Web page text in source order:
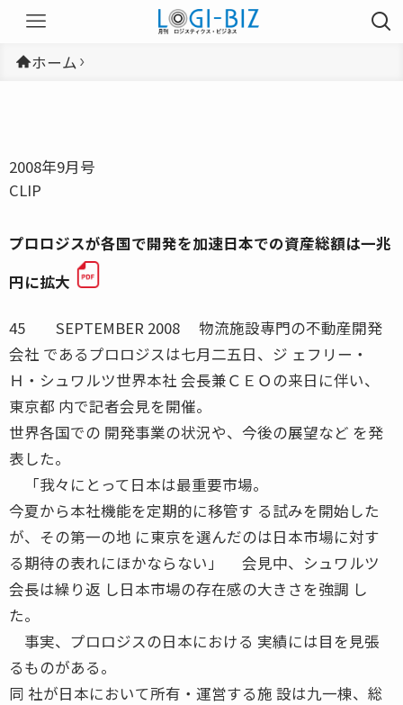
ホーム
2008年9月号
CLIP
プロロジスが各国で開発を加速日本での資産総額は一兆
円に拡大
45 SEPTEMBER 2008 物流施設専門の不動産開発
会社 であるプロロジスは七月二五日、ジ ェフリー・
Ｈ・シュワルツ世界本社 会長兼ＣＥＯの来日に伴い、
東京都 内で記者会見を開催。
世界各国での 開発事業の状況や、今後の展望など を発
表した。
「我々にとって日本は最重要市場。
今夏から本社機能を定期的に移管す る試みを開始した
が、その第一の地 に東京を選んだのは日本市場に対す
る期待の表れにほかならない」 会見中、シュワルツ
会長は繰り返 し日本市場の存在感の大きさを強調 し
た。
事実、プロロジスの日本における 実績には目を見張
るものがある。
同 社が日本において所有・運営する施 設は九一棟、総